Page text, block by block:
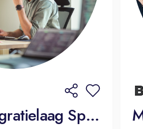
Senior Integratielaag Specialist (Middleware)